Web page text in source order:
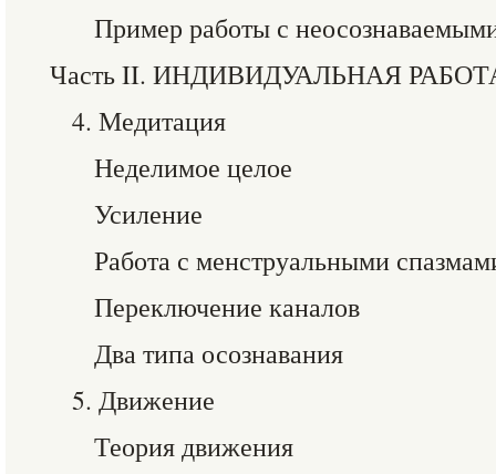
Пример работы с
Часть II. ИНДИВИДУАЛЬНАЯ
4. Медитация
Неделимое целое
Усиление
Работа с менструальными
Переключение каналов
Два типа осознавания
5. Движение
Теория движения